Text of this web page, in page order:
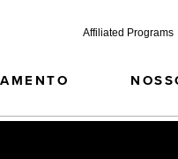
Affiliated Programs